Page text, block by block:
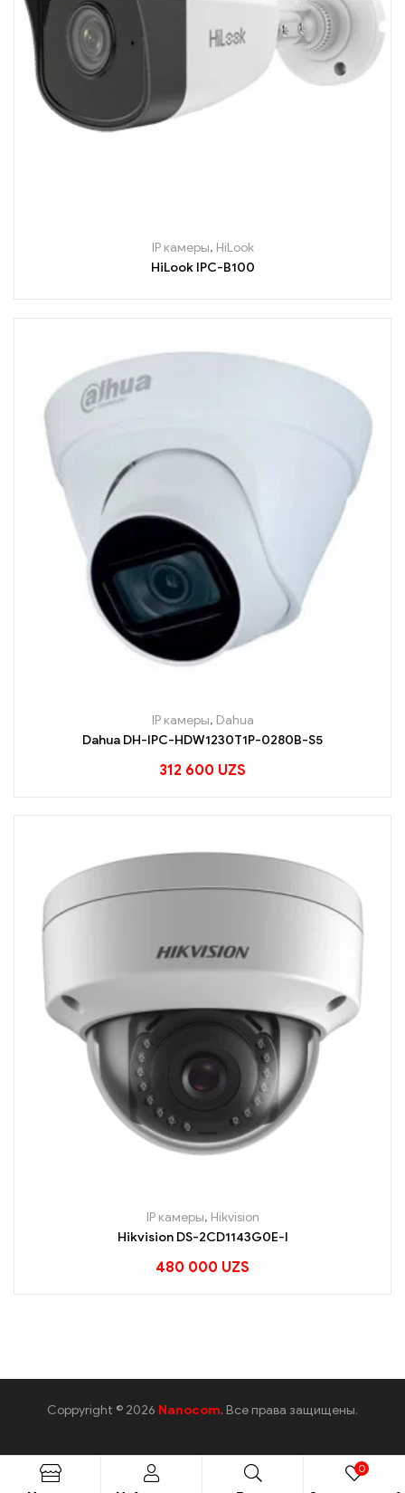
IP камеры, HiLook
HiLook IPC-B100
IP камеры, Dahua
Dahua DH-IPC-HDW1230T1P-0280B-S5
312 600 UZS
IP камеры, Hikvision
Hikvision DS-2CD1143G0E-I
480 000 UZS
Coppyright © 2026 Nanocom. Все права защищены.
0